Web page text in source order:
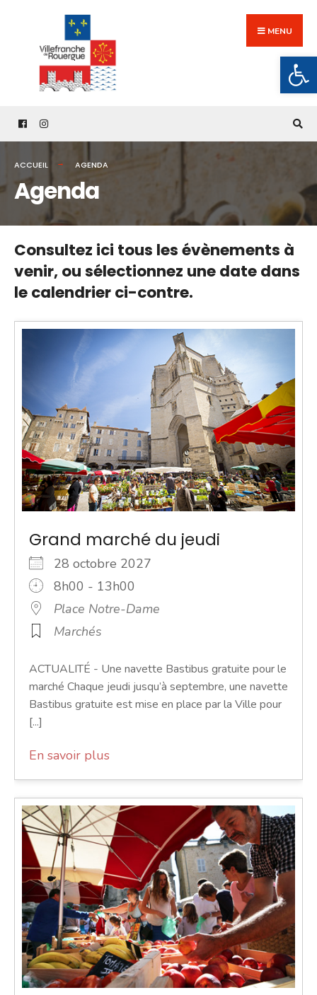
content
MENU
ACCUEIL AGENDA
Agenda
Consultez ici tous les évènements à
venir,ou sélectionnez une date dans
le calendrier ci-contre.
Grand marché du jeudi
28 octobre 2027
8h00 - 13h00
Place Notre-Dame
Marchés
ACTUALITÉ - Une navette Bastibus gratuite pour le
marché Chaque jeudi jusqu’à septembre, une navette
Bastibus gratuite est mise en place par la Ville pour
[...]
En savoir plus